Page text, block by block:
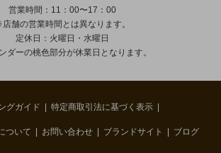
営業時間：11：00〜17：00
舗の営業時間とは異なります。
定休日：火曜日・水曜日
ダーの桃色部分が休業日となります。
グガイド 特定商取引法に基づく表示
ついて お問い合わせ ブランドサイト ブログ